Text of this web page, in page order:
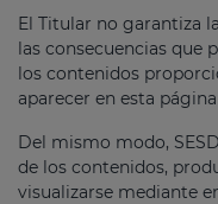
El Titular no garantiza
las consecuencias que
los contenidos
aparecer en esta
Del mismo modo,
de los contenidos,
visualizarse mediante